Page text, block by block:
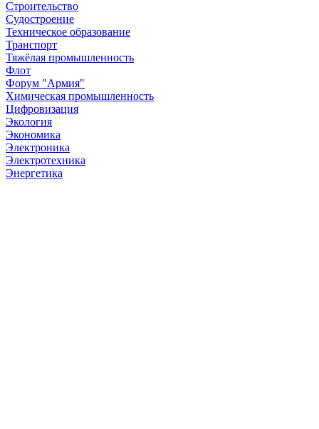
Строительство
Судостроение
Техническое образование
Транспорт
Тяжёлая промышленность
Флот
Форум "Армия"
Химическая промышленность
Цифровизация
Экология
Экономика
Электроника
Электротехника
Энергетика